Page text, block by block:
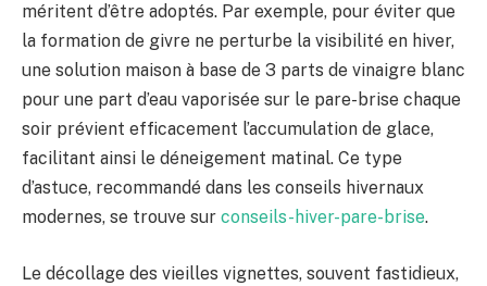
méritent d’être adoptés. Par exemple, pour éviter que
la formation de givre ne perturbe la visibilité en hiver,
une solution maison à base de 3 parts de vinaigre blanc
pour une part d’eau vaporisée sur le pare-brise chaque
soir prévient efficacement l’accumulation de glace,
facilitant ainsi le déneigement matinal. Ce type
d’astuce, recommandé dans les conseils hivernaux
modernes, se trouve sur conseils-hiver-pare-brise.
Le décollage des vieilles vignettes, souvent fastidieux,